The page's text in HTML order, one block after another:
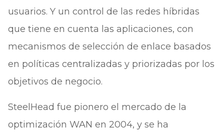
usuarios. Y un control de las redes híbridas
que tiene en cuenta las aplicaciones, con
mecanismos de selección de enlace basados
en políticas centralizadas y priorizadas por los
objetivos de negocio.
SteelHead fue pionero el mercado de la
optimización WAN en 2004, y se ha